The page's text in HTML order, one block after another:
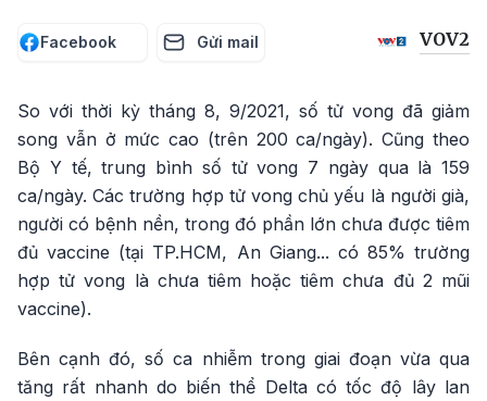
Facebook Gửi mail VOV2
So với thời kỳ tháng 8, 9/2021, số tử vong đã giảm
song vẫn ở mức cao (trên 200 ca/ngày). Cũng theo
Bộ Y tế, trung bình số tử vong 7 ngày qua là 159
ca/ngày. Các trường hợp tử vong chủ yếu là người già,
người có bệnh nền, trong đó phần lớn chưa được tiêm
đủ vaccine (tại TP.HCM, An Giang... có 85% trường
hợp tử vong là chưa tiêm hoặc tiêm chưa đủ 2 mũi
vaccine).
Bên cạnh đó, số ca nhiễm trong giai đoạn vừa qua
tăng rất nhanh do biến thể Delta có tốc độ lây lan